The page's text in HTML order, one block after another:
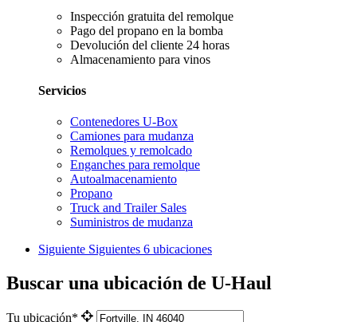
Inspección gratuita del remolque
Pago del propano en la bomba
Devolución del cliente 24 horas
Almacenamiento para vinos
Servicios
Contenedores U-Box
Camiones para mudanza
Remolques y remolcado
Enganches para remolque
Autoalmacenamiento
Propano
Truck and Trailer Sales
Suministros de mudanza
Siguiente Siguientes 6 ubicaciones
Buscar una ubicación de U-Haul
Tu ubicación*